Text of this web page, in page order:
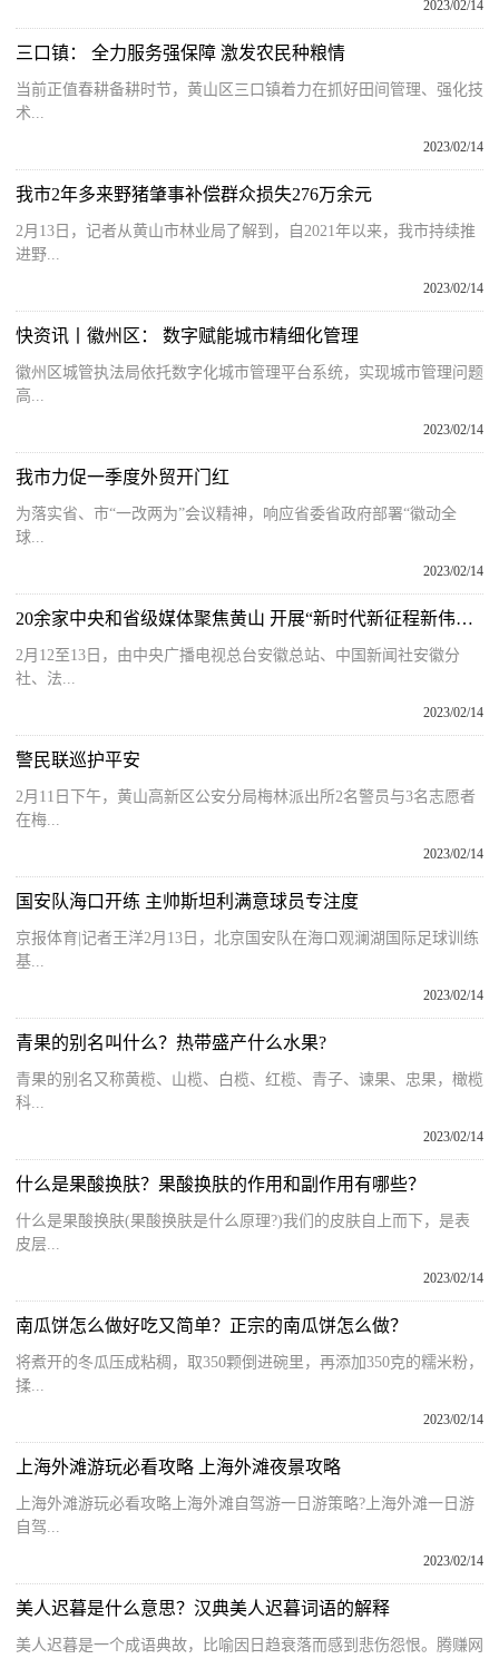
2023/02/14
三口镇： 全力服务强保障 激发农民种粮情
当前正值春耕备耕时节，黄山区三口镇着力在抓好田间管理、强化技
术...
2023/02/14
我市2年多来野猪肇事补偿群众损失276万余元
2月13日，记者从黄山市林业局了解到，自2021年以来，我市持续推
进野...
2023/02/14
快资讯丨徽州区： 数字赋能城市精细化管理
徽州区城管执法局依托数字化城市管理平台系统，实现城市管理问题
高...
2023/02/14
我市力促一季度外贸开门红
为落实省、市“一改两为”会议精神，响应省委省政府部署“徽动全
球...
2023/02/14
20余家中央和省级媒体聚焦黄山 开展“新时代新征程新伟业”主题采访
2月12至13日，由中央广播电视总台安徽总站、中国新闻社安徽分
社、法...
2023/02/14
警民联巡护平安
2月11日下午，黄山高新区公安分局梅林派出所2名警员与3名志愿者
在梅...
2023/02/14
国安队海口开练 主帅斯坦利满意球员专注度
京报体育|记者王洋2月13日，北京国安队在海口观澜湖国际足球训练
基...
2023/02/14
青果的别名叫什么？热带盛产什么水果?
青果的别名又称黄榄、山榄、白榄、红榄、青子、谏果、忠果，橄榄
科...
2023/02/14
什么是果酸换肤？果酸换肤的作用和副作用有哪些？
什么是果酸换肤(果酸换肤是什么原理?)我们的皮肤自上而下，是表
皮层...
2023/02/14
南瓜饼怎么做好吃又简单？正宗的南瓜饼怎么做？
将煮开的冬瓜压成粘稠，取350颗倒进碗里，再添加350克的糯米粉，
揉...
2023/02/14
上海外滩游玩必看攻略 上海外滩夜景攻略
上海外滩游玩必看攻略上海外滩自驾游一日游策略?上海外滩一日游
自驾...
2023/02/14
美人迟暮是什么意思？汉典美人迟暮词语的解释
美人迟暮是一个成语典故，比喻因日趋衰落而感到悲伤怨恨。腾赚网